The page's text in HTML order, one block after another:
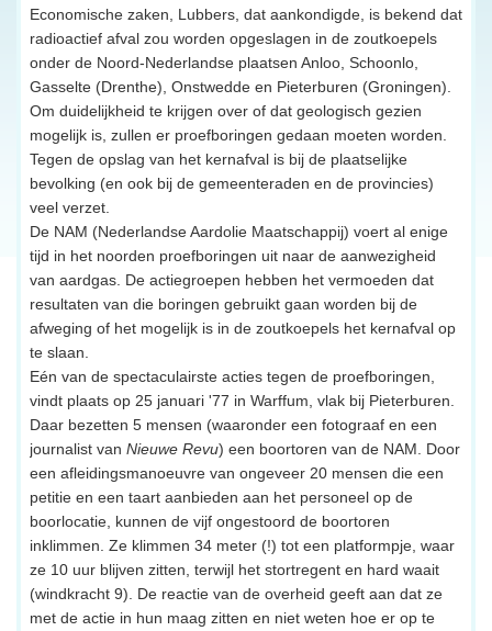
Economische zaken, Lubbers, dat aankondigde, is bekend dat
radioactief afval zou worden opgeslagen in de zoutkoepels
onder de Noord-Nederlandse plaatsen Anloo, Schoonlo,
Gasselte (Drenthe), Onstwedde en Pieterburen (Groningen).
Om duidelijkheid te krijgen over of dat geologisch gezien
mogelijk is, zullen er proefboringen gedaan moeten worden.
Tegen de opslag van het kernafval is bij de plaatselijke
bevolking (en ook bij de gemeenteraden en de provincies)
veel verzet.
De NAM (Nederlandse Aardolie Maatschappij) voert al enige
tijd in het noorden proefboringen uit naar de aanwezigheid
van aardgas. De actiegroepen hebben het vermoeden dat
resultaten van die boringen gebruikt gaan worden bij de
afweging of het mogelijk is in de zoutkoepels het kernafval op
te slaan.
Eén van de spectaculairste acties tegen de proefboringen,
vindt plaats op 25 januari '77 in Warffum, vlak bij Pieterburen.
Daar bezetten 5 mensen (waaronder een fotograaf en een
journalist van Nieuwe Revu) een boortoren van de NAM. Door
een afleidingsmanoeuvre van ongeveer 20 mensen die een
petitie en een taart aanbieden aan het personeel op de
boorlocatie, kunnen de vijf ongestoord de boortoren
inklimmen. Ze klimmen 34 meter (!) tot een platformpje, waar
ze 10 uur blijven zitten, terwijl het stortregent en hard waait
(windkracht 9). De reactie van de overheid geeft aan dat ze
met de actie in hun maag zitten en niet weten hoe er op te